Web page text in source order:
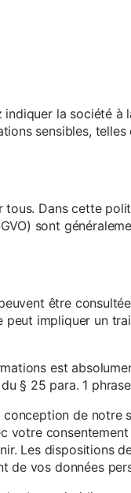
la société à
sensibles,
Dans cette
sont
être
impliquer un
est
§ 25 para. 1
de notre
votre
Les dispositions
de vos données